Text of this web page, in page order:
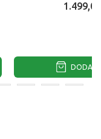
1.499,00
DODAJ